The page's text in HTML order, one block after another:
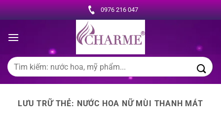
Chuyển
đến
dung
0976 216 047
Tìm
kiếm:
LƯU TRỮ THẺ: NƯỚC HOA NỮ MÙI THANH MÁT